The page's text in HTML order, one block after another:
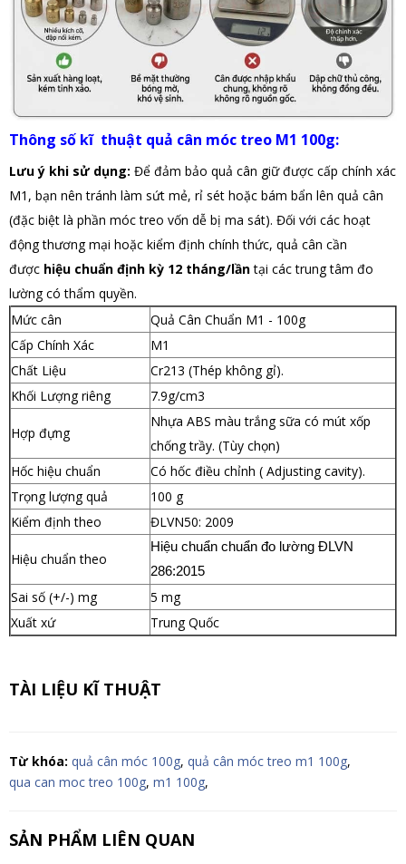
Thông số kĩ thuật quả cân móc treo M1 100g:
Lưu ý khi sử dụng: Để đảm bảo quả cân giữ được cấp chính xác
M1, bạn nên tránh làm sứt mẻ, rỉ sét hoặc bám bẩn lên quả cân
(đặc biệt là phần móc treo vốn dễ bị ma sát). Đối với các hoạt
động thương mại hoặc kiểm định chính thức, quả cân cần
được hiệu chuẩn định kỳ 12 tháng/lầntại các trung tâm đo
lường có thẩm quyền.
Mức cân
Quả Cân Chuẩn M1 - 100g
Cấp Chính Xác
M1
Chất Liệu
Cr213 (Thép không gỉ).
Khối Lượng riêng
7.9g/cm3
Hợp đựng
Nhựa ABS màu trắng sữa có mút xốp
chống trầy. (Tùy chọn)
Hốc hiệu chuẩn
Có hốc điều chỉnh ( Adjusting cavity).
Trọng lượng quả
100 g
Kiểm định theo
ĐLVN50: 2009
Hiệu chuẩn theo
Hiệu chuẩn chuẩn đo lường ĐLVN
286:2015
Sai số (+/-) mg
5 mg
Xuất xứ
Trung Quốc
TÀI LIỆU KĨ THUẬT
Từ khóa: quả cân móc 100g, quả cân móc treo m1 100g,
qua can moc treo 100g, m1 100g,
SẢN PHẨM LIÊN QUAN